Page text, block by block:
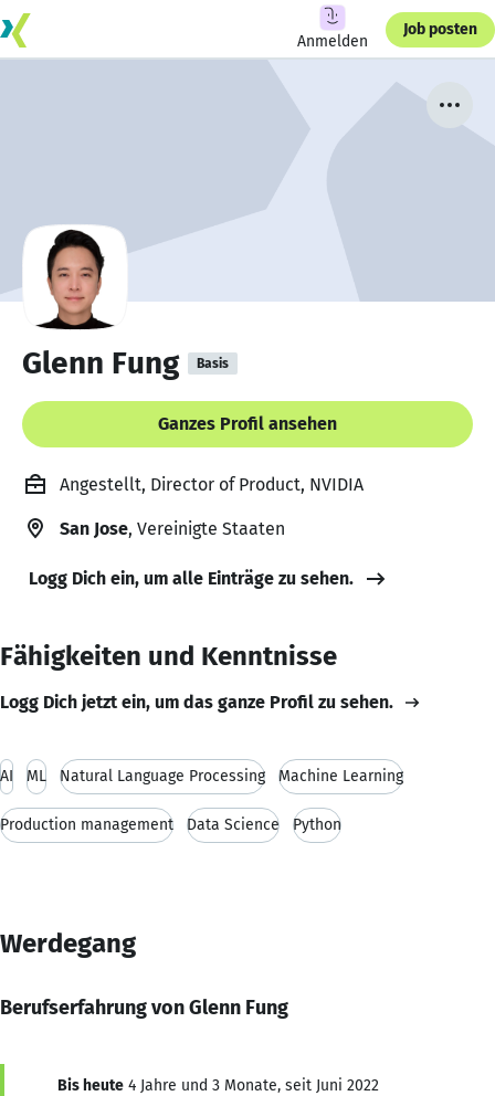
Anmelden
Job posten
Glenn Fung Basis
Ganzes Profil ansehen
Angestellt, Director of Product, NVIDIA
San Jose, Vereinigte Staaten
Logg Dich ein, um alle Einträge zu sehen.
Fähigkeiten und Kenntnisse
Logg Dich jetzt ein, um das ganze Profil zu sehen.
AI ML Natural Language Processing Machine Learning
Production management Data Science Python
Werdegang
Berufserfahrung von Glenn Fung
Bis heute 4 Jahre und 3 Monate, seit Juni 2022